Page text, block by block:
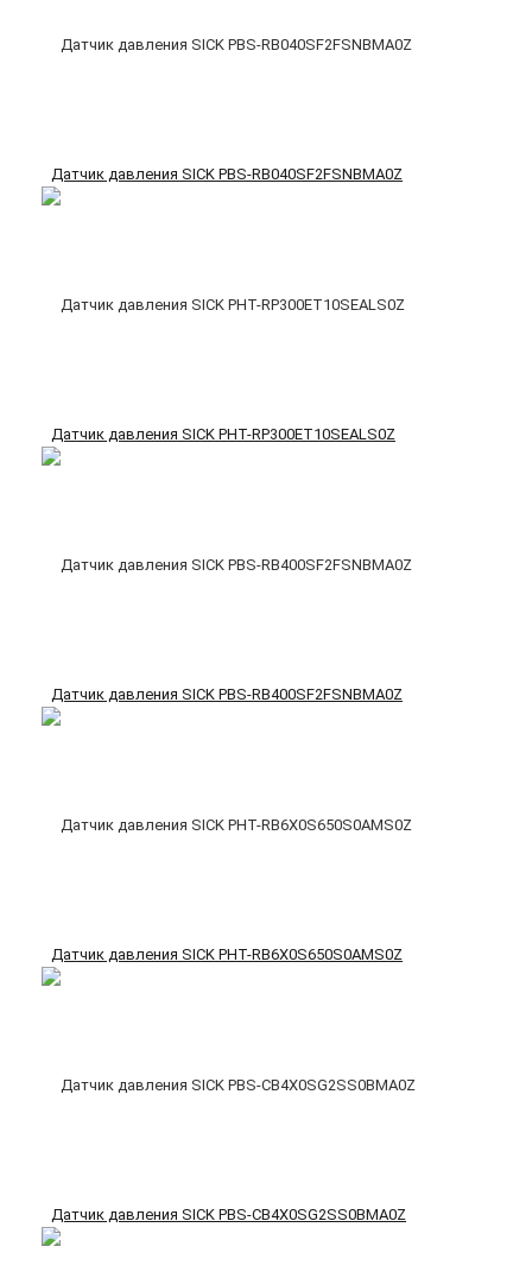
Датчик давления SICK PBS-RB040SF2FSNBMA0Z
Датчик давления SICK PHT-RP300ET10SEALS0Z
Датчик давления SICK PBS-RB400SF2FSNBMA0Z
Датчик давления SICK PHT-RB6X0S650S0AMS0Z
Датчик давления SICK PBS-CB4X0SG2SS0BMA0Z